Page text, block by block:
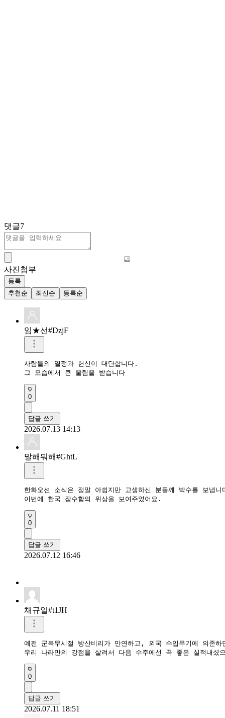
댓글7
사진첨부
등록
추천순
최신순 등록순
임★선#DzjF
사람들의 열정과 헌신이 대단합니다.
그 모습에서 큰 울림을 받습니다
0
답글 쓰기
2026.07.13 14:13
말해뭐해#GhtL
한화오션 소식은 정말 아쉽지만 고생하신 분들께 박수를 보냅니
이번에 한국 잠수함의 위상을 보여주었어요.
0
답글 쓰기
2026.07.12 16:46
채규일#t1JH
예전 군복무시절 방산비리가 만연하고, 외국 수입무기에 의존
우리 나라만의 강점을 살려서 다음 수주에선 꼭 좋은 실적내셨
0
답글 쓰기
2026.07.11 18:51